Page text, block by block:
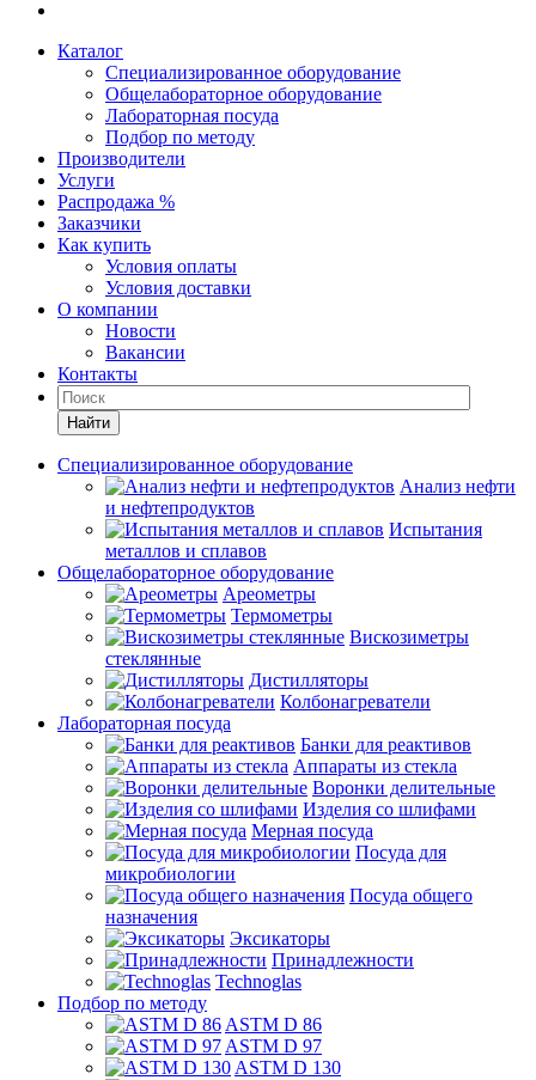
Каталог
Специализированное оборудование
Общелабораторное оборудование
Лабораторная посуда
Подбор по методу
Производители
Услуги
Распродажа %
Заказчики
Как купить
Условия оплаты
Условия доставки
О компании
Новости
Вакансии
Контакты
Найти
Специализированное оборудование
Анализ нефти
и нефтепродуктов
Испытания
металлов и сплавов
Общелабораторное оборудование
Ареометры
Термометры
Вискозиметры
стеклянные
Дистилляторы
Колбонагреватели
Лабораторная посуда
Банки для реактивов
Аппараты из стекла
Воронки делительные
Изделия со шлифами
Мерная посуда
Посуда для
микробиологии
Посуда общего
назначения
Эксикаторы
Принадлежности
Technoglas
Подбор по методу
ASTM D 86
ASTM D 97
ASTM D 130